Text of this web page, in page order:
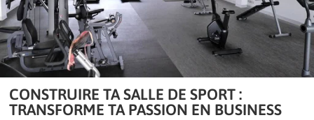
CONSTRUIRE TA SALLE DE SPORT :
TRANSFORME TA PASSION EN BUSINESS